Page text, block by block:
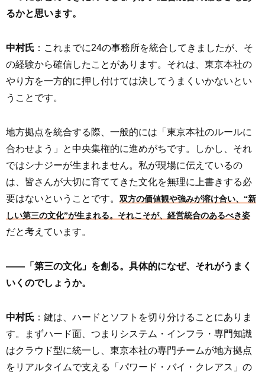
るかと思います。
中村氏 ：これまでに24の事務所を統合してきましたが、そ
の経験から確信したことがあります。それは、東京本社の
やり方を一方的に押し付けては決してうまくいかないとい
うことです。
地方拠点を統合する際、一般的には「東京本社のルールに
合わせよう」と中央集権的に進めがちです。しかし、それ
ではシナジーが生まれません。私が現場に伝えているの
は、皆さんが大切に育ててきた文化を無理に上書きする必
要はないということです。 双方の価値観や強みが溶け合い、“新
しい第三の文化”が生まれる。それこそが、経営統合のあるべき姿
だと考えています。
――「第三の文化」を創る。具体的になぜ、それがうまく
いくのでしょうか。
中村氏 ：鍵は、ハードとソフトを切り分けることにありま
す。まずハード面、つまりシステム・インフラ・専門知識
はクラウド型に統一し、東京本社の専門チームが地方拠点
をリアルタイムで支える「パワード・バイ・クレアス」の